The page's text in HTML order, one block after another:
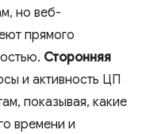
но веб-
прямого
Сторонняя
и активность ЦП
показывая, какие
времени и